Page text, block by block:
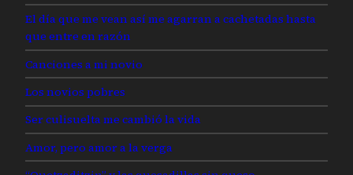
El día que me vean así me agarran a cachetadas hasta
que entre en razón
Canciones a mi novio
Los novios pobres
Ser culisuelta me cambió la vida
Amor, pero amor a la verga